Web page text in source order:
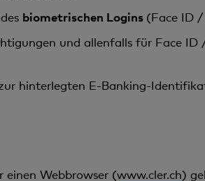
biometrischen Logins (Face ID /
und allenfalls für Face
hinterlegten E-Banking-
einen Webbrowser (www.cler.ch)